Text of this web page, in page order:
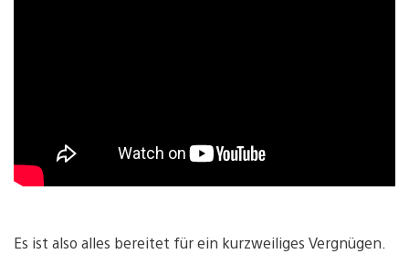
Es ist also alles bereitet für ein kurzweiliges Vergnügen.